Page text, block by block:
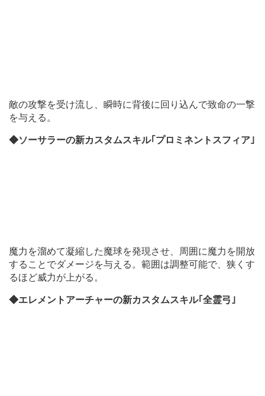
敵の攻撃を受け流し、瞬時に背後に回り込んで致命の一撃
を与える。
◆ソーサラーの新カスタムスキル｢プロミネントスフィア｣
魔力を溜めて凝縮した魔球を発現させ、周囲に魔力を開放
することでダメージを与える。範囲は調整可能で、狭くす
るほど威力が上がる。
◆エレメントアーチャーの新カスタムスキル｢全霊弓｣